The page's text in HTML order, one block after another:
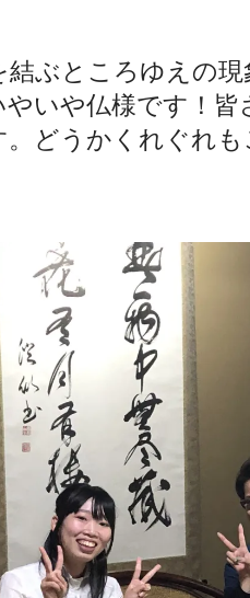
結ぶところゆえの
いや仏様です！
どうかくれぐれ